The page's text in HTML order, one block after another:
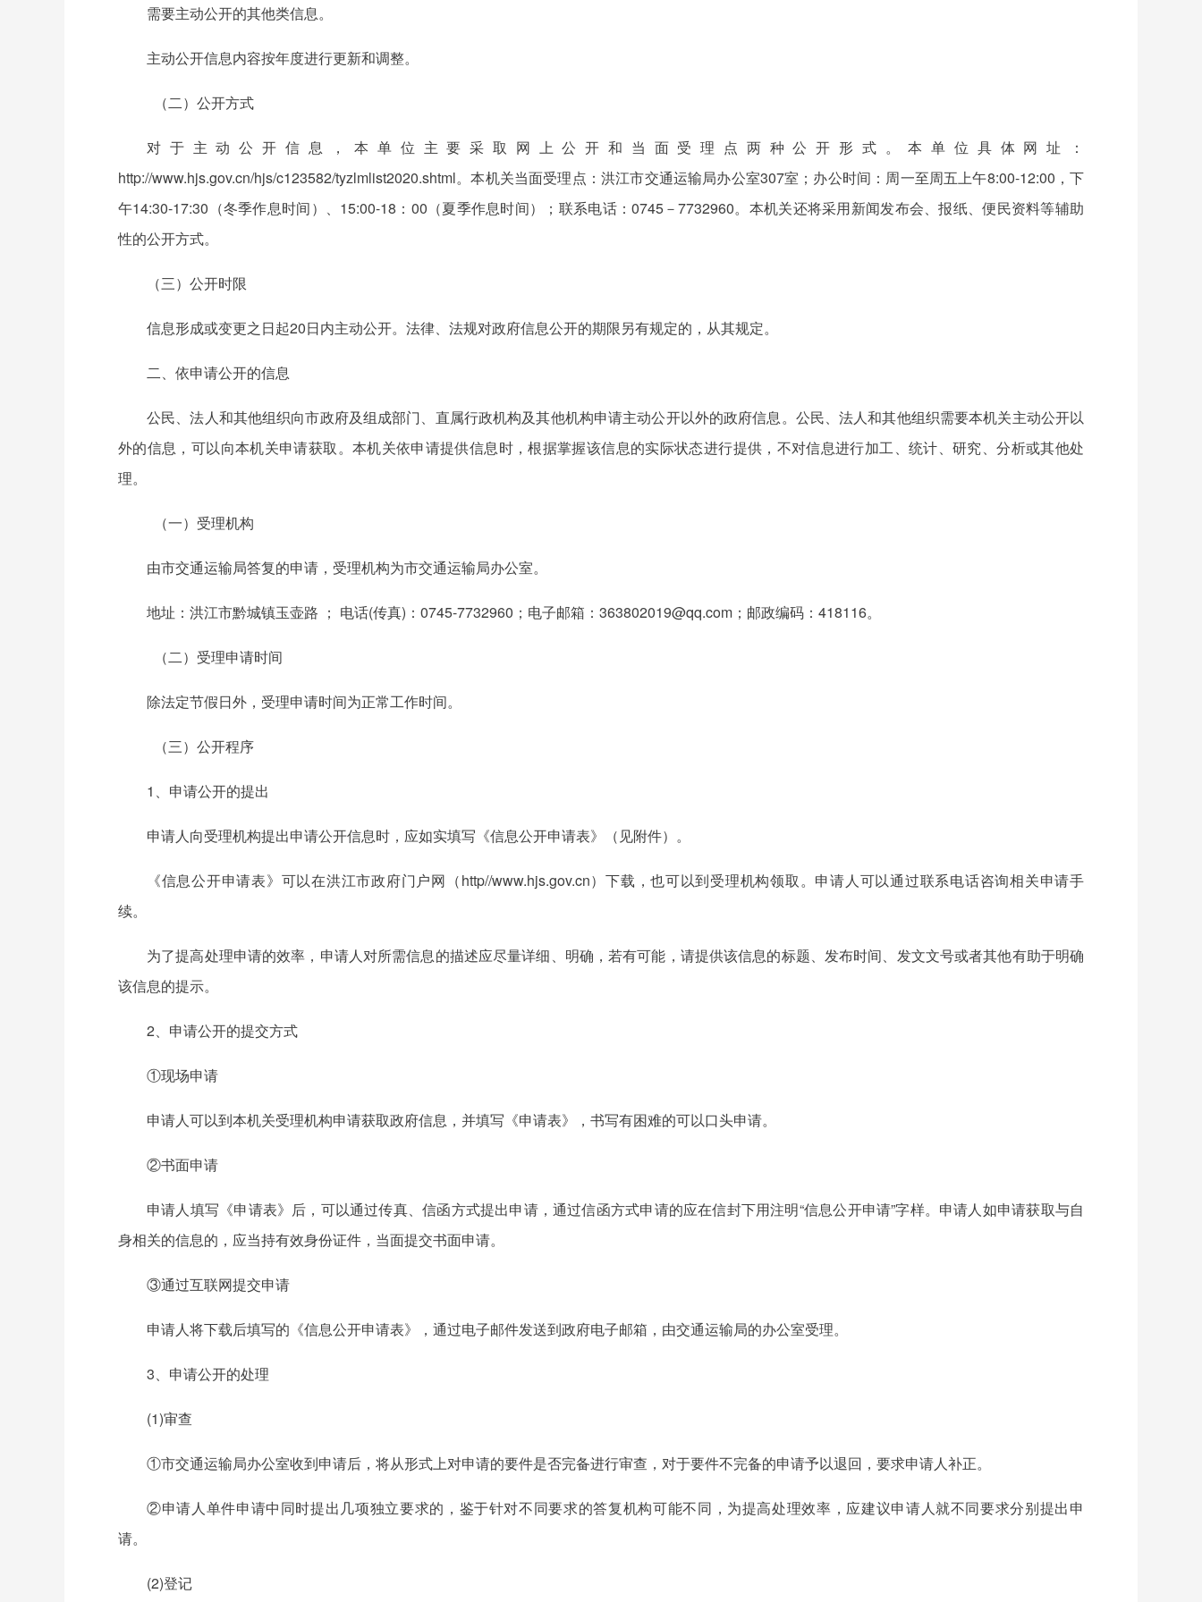
需要主动公开的其他类信息。
主动公开信息内容按年度进行更新和调整。
（二）公开方式
对于主动公开信息，本单位主要采取网上公开和当面受理点两种公开形式。本单位具体网址：
http://www.hjs.gov.cn/hjs/c123582/tyzlmlist2020.shtml。本机关当面受理点：洪江市交通运输局办公室307室；办公时间：周一至周五上午8:00-12:00，下
午14:30-17:30（冬季作息时间）、15:00-18：00（夏季作息时间）；联系电话：0745－7732960。本机关还将采用新闻发布会、报纸、便民资料等辅助
性的公开方式。
（三）公开时限
信息形成或变更之日起20日内主动公开。法律、法规对政府信息公开的期限另有规定的，从其规定。
二、依申请公开的信息
公民、法人和其他组织向市政府及组成部门、直属行政机构及其他机构申请主动公开以外的政府信息。公民、法人和其他组织需要本机关主动公开以
外的信息，可以向本机关申请获取。本机关依申请提供信息时，根据掌握该信息的实际状态进行提供，不对信息进行加工、统计、研究、分析或其他处
理。
（一）受理机构
由市交通运输局答复的申请，受理机构为市交通运输局办公室。
地址：洪江市黔城镇玉壶路 ； 电话(传真)：0745-7732960；电子邮箱：363802019@qq.com；邮政编码：418116。
（二）受理申请时间
除法定节假日外，受理申请时间为正常工作时间。
（三）公开程序
1、申请公开的提出
申请人向受理机构提出申请公开信息时，应如实填写《信息公开申请表》（见附件）。
《信息公开申请表》可以在洪江市政府门户网（http//www.hjs.gov.cn）下载，也可以到受理机构领取。申请人可以通过联系电话咨询相关申请手
续。
为了提高处理申请的效率，申请人对所需信息的描述应尽量详细、明确，若有可能，请提供该信息的标题、发布时间、发文文号或者其他有助于明确
该信息的提示。
2、申请公开的提交方式
①现场申请
申请人可以到本机关受理机构申请获取政府信息，并填写《申请表》，书写有困难的可以口头申请。
②书面申请
申请人填写《申请表》后，可以通过传真、信函方式提出申请，通过信函方式申请的应在信封下用注明“信息公开申请”字样。申请人如申请获取与自
身相关的信息的，应当持有效身份证件，当面提交书面申请。
③通过互联网提交申请
申请人将下载后填写的《信息公开申请表》，通过电子邮件发送到政府电子邮箱，由交通运输局的办公室受理。
3、申请公开的处理
(1)审查
①市交通运输局办公室收到申请后，将从形式上对申请的要件是否完备进行审查，对于要件不完备的申请予以退回，要求申请人补正。
②申请人单件申请中同时提出几项独立要求的，鉴于针对不同要求的答复机构可能不同，为提高处理效率，应建议申请人就不同要求分别提出申
请。
(2)登记